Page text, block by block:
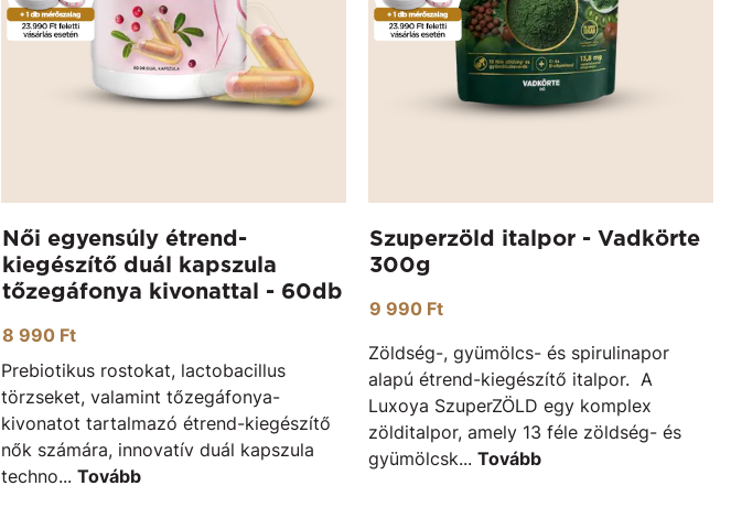
Női egyensúly étrend-
kiegészítő duál kapszula
tőzegáfonya kivonattal - 60db
8 990 Ft
Prebiotikus rostokat, lactobacillus
törzseket, valamint tőzegáfonya-
kivonatot tartalmazó étrend-kiegészítő
nők számára, innovatív duál kapszula
techno... Tovább
Szuperzöld italpor - Vadkörte
300g
9 990 Ft
Zöldség-, gyümölcs- és spirulinapor
alapú étrend-kiegészítő italpor. A
Luxoya SzuperZÖLD egy komplex
zölditalpor, amely 13 féle zöldség- és
gyümölcsk... Tovább